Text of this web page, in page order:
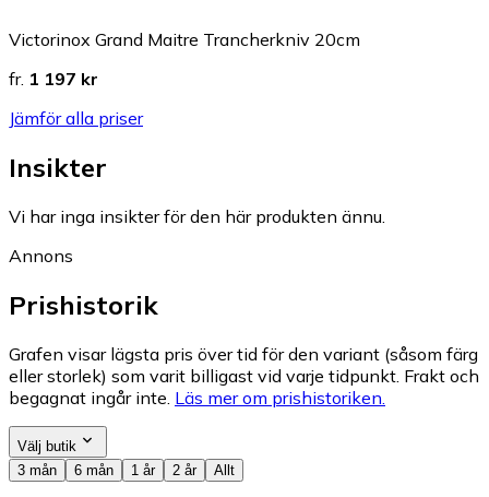
Victorinox Grand Maitre Trancherkniv 20cm
fr. 1 197 kr
Jämför alla priser
Insikter
Vi har inga insikter för den här produkten ännu.
Annons
Prishistorik
Grafen visar lägsta pris över tid för den variant (såsom färg
eller storlek) som varit billigast vid varje tidpunkt. Frakt och
begagnat ingår inte. Läs mer om prishistoriken.
Välj butik
3 mån
6 mån 1 år 2 år Allt